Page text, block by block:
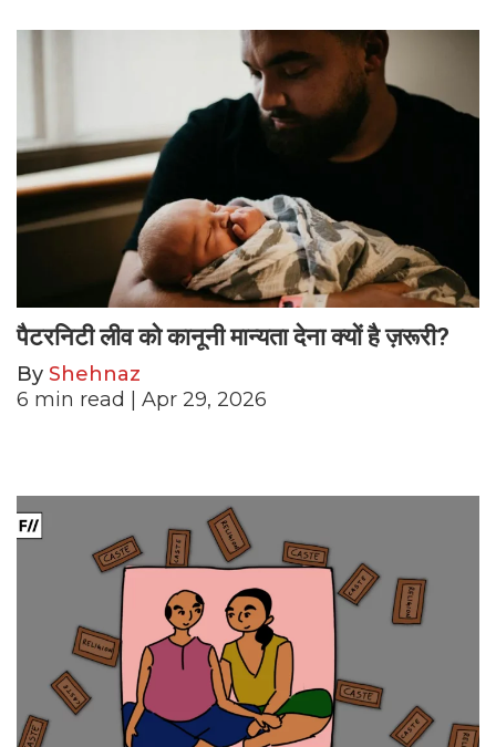
पैटरनिटी लीव को कानूनी मान्यता देना क्यों है ज़रूरी?
By Shehnaz
6 min read | Apr 29, 2026